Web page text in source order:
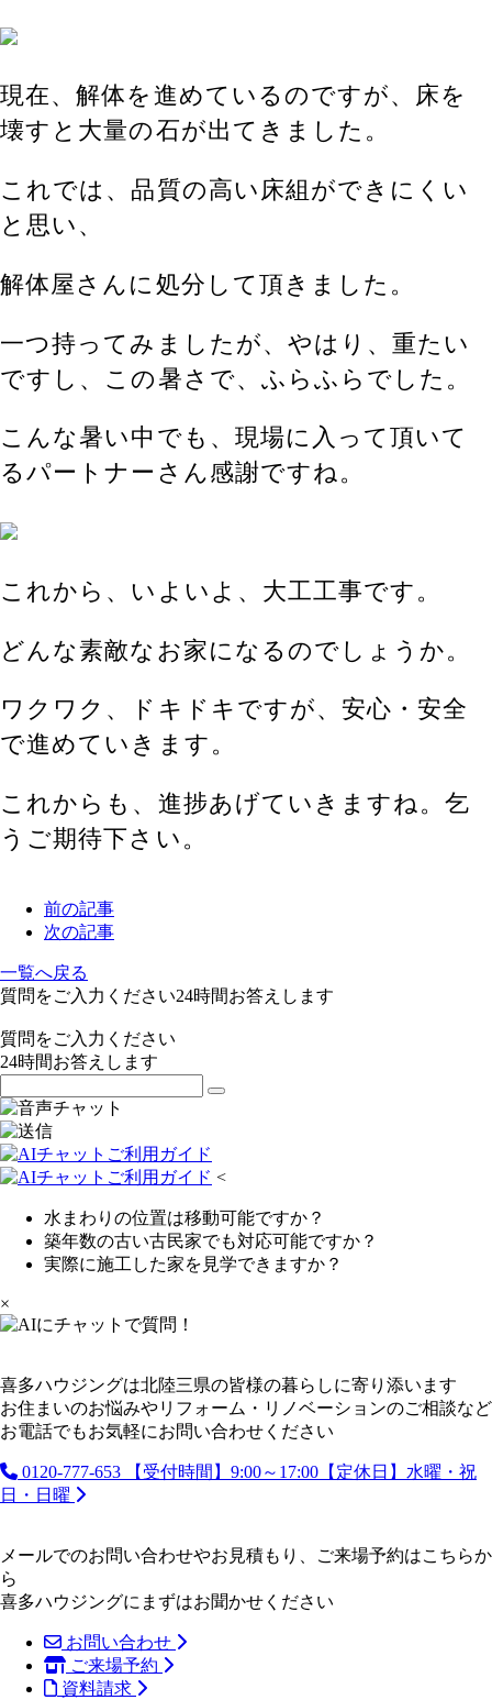
現在、解体を進めているのですが、床を
壊すと大量の石が出てきました。
これでは、品質の高い床組ができにくい
と思い、
解体屋さんに処分して頂きました。
一つ持ってみましたが、やはり、重たい
ですし、この暑さで、ふらふらでした。
こんな暑い中でも、現場に入って頂いて
るパートナーさん感謝ですね。
これから、いよいよ、大工工事です。
どんな素敵なお家になるのでしょうか。
ワクワク、ドキドキですが、安心・安全
で進めていきます。
これからも、進捗あげていきますね。乞
うご期待下さい。
前の記事
次の記事
一覧へ戻る
質問をご入力ください24時間お答えします
質問をご入力ください
24時間お答えします
<
水まわりの位置は移動可能ですか？
築年数の古い古民家でも対応可能ですか？
実際に施工した家を見学できますか？
×
喜多ハウジングは北陸三県の皆様の暮らしに寄り添います
お住まいのお悩みやリフォーム・リノベーションのご相談など
お電話でもお気軽にお問い合わせください
0120-777-653
【受付時間】9:00～17:00【定休日】水曜・祝
日・日曜
メールでのお問い合わせやお見積もり、ご来場予約はこちらか
ら
喜多ハウジングにまずはお聞かせください
お問い合わせ
ご来場予約
資料請求